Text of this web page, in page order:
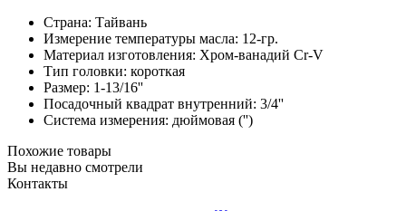
Страна: Тайвань
Измерение температуры масла: 12-гр.
Материал изготовления: Хром-ванадий Cr-V
Тип головки: короткая
Размер: 1-13/16''
Посадочный квадрат внутренний: 3/4''
Система измерения: дюймовая ('')
Похожие товары
Вы недавно смотрели
Контакты